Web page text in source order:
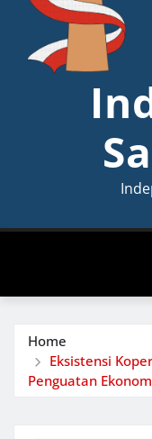
Home
Eksistensi
Penguatan